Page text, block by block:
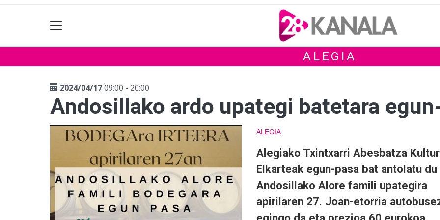
ALEGIA
2024/04/1709:00 - 20:00
Andosillako ardo upategi batetara
ALEGIA
Alegiako Txintxarri Abesbatza Kultur
Elkarteak egun-pasa bat antolatu du
Andosillako Alore famili upategira
apirilaren 27. Joan-etorria